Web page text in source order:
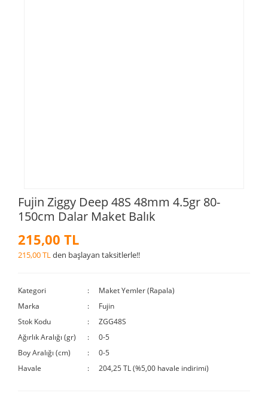
Fujin Ziggy Deep 48S 48mm 4.5gr 80-
150cm Dalar Maket Balık
215,00 TL
215,00 TLden başlayan taksitlerle!!
Kategori
Maket Yemler (Rapala)
Marka
Fujin
Stok Kodu
ZGG48S
Ağırlık Aralığı (gr)
0-5
Boy Aralığı (cm)
0-5
Havale
204,25 TL (%5,00 havale indirimi)